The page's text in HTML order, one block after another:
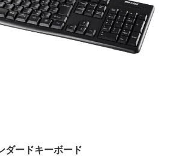
ダードキーボード